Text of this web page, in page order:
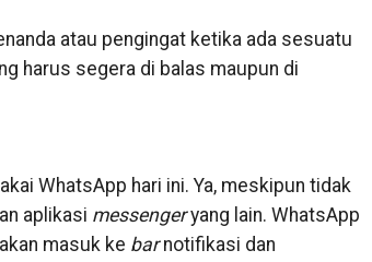
atau pengingat ketika ada sesuatu
harus segera di balas maupun di
WhatsApp hari ini. Ya, meskipun tidak
aplikasi messengeryang lain. WhatsApp
masuk ke barnotifikasi dan